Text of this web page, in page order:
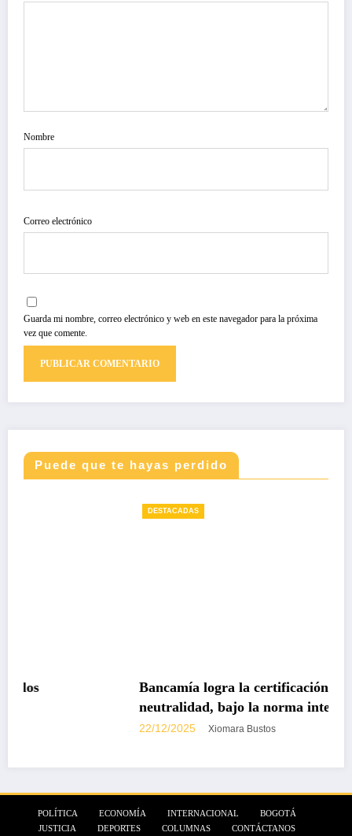
Nombre
Correo electrónico
Guarda mi nombre, correo electrónico y web en este navegador para la próxima
vez que comente.
Puede que te hayas perdido
Bancamía logra la certificación carbono
neutralidad, bajo la norma internacional ISO
Xiomara Bustos
POLÍTICA ECONOMÍA INTERNACIONAL
BOGOTÁ
JUSTICIA
DEPORTES COLUMNAS CONTÁCTANOS